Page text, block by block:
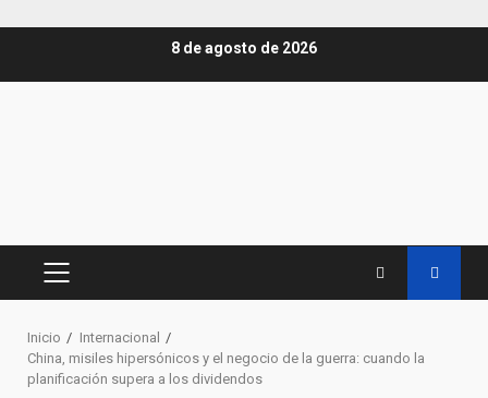
8 de agosto de 2026
MENÚ
Inicio
Internacional
China, misiles hipersónicos y el negocio de la guerra: cuando la
planificación supera a los dividendos